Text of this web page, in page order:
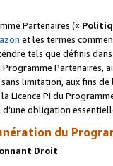
Partenaires («
et les termes
tels que définis
Partenaires,
limitation, aux fins
Licence PI du
obligation
du
Droit